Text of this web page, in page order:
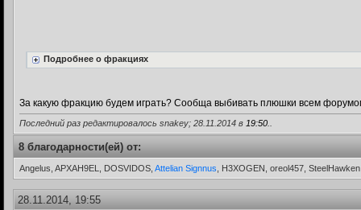
Подробнее о фракциях
За какую фракцию будем играть? Сообща выбивать плюшки всем
Последний раз редактировалось snakey; 28.11.2014 в 19:50
8 благодарности(ей) от:
Angelus, APXAH9EL, DOSVIDOS, Attelian Signnus , H3XOGEN, oreol457,
28.11.2014, 19:55